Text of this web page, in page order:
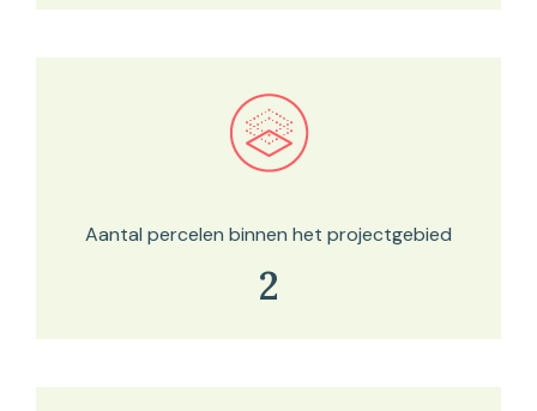
Bekijk in onze kaartviewer
Aantal percelen binnen het projectgebied
2